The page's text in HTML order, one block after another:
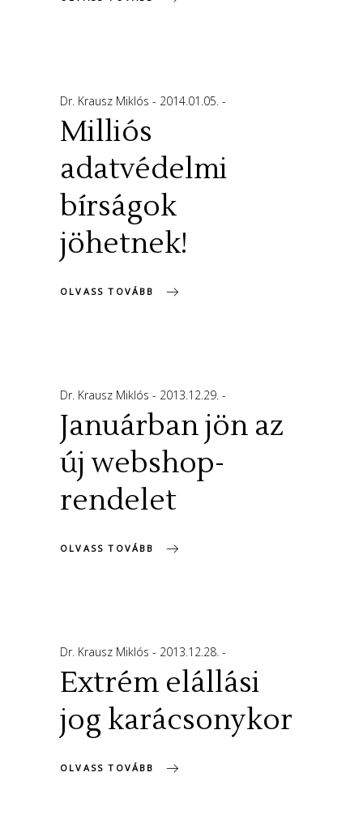
Dr. Krausz Miklós 2014.01.05.
Milliós
adatvédelmi
bírságok
jöhetnek!
OLVASS TOVÁBB
Dr. Krausz Miklós 2013.12.29.
Januárban jön az
új webshop-
rendelet
OLVASS TOVÁBB
Dr. Krausz Miklós 2013.12.28.
Extrém elállási
jog karácsonykor
OLVASS TOVÁBB